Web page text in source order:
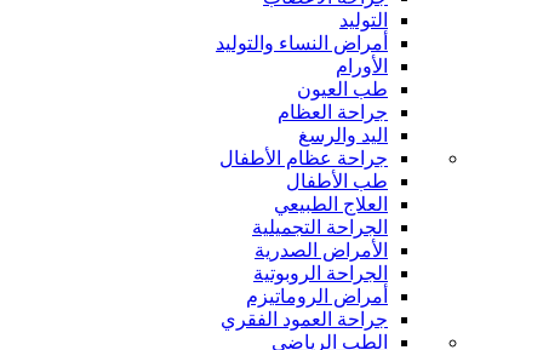
التوليد
أمراض النساء والتوليد
الأورام
طب العيون
جراحة العظام
اليد والرسغ
جراحة عظام الأطفال
طب الأطفال
العلاج الطبيعي
الجراحة التجميلية
الأمراض الصدرية
الجراحة الروبوتية
أمراض الروماتيزم
جراحة العمود الفقري
الطب الرياضي